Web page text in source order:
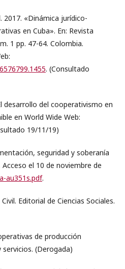
2017. «Dinámica jurídico-
en Cuba». En: Revista
1 pp. 47-64. Colombia.
. (Consultado
desarrollo del cooperativismo en
en World Wide Web:
19/11/19)
seguridad y soberanía
el 10 de noviembre de
au351s.pdf.
Editorial de Ciencias Sociales.
de producción
(Derogada)